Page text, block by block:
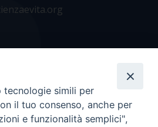
simili per
il tuo consenso, anche per
e funzionalità semplici",